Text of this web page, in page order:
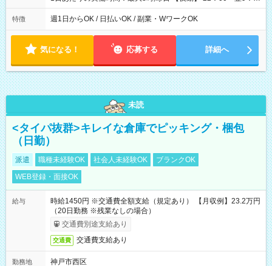
00 ※週1日～OK ／ 夜勤専従 ＊＊ 勤務時間例 ＊＊ ■22時か
ら翌7時 ■23時から翌8時 ■24時から翌9時 など ※上記の時間
ます。 ※曜日固定（毎週同じ曜日での勤務となります）
特徴 週1日からOK / 日払いOK / 副業・WワークOK
気になる！ 応募する 詳細へ
未読
<タイパ抜群>キレイな倉庫でピッキング・梱包
（日勤）
派遣 職種未経験OK 社会人未経験OK
ブランクOK
WEB登録・面接OK
給与
時給1450円 ※交通費全額支給（規定あり） 【月収例】23.2万円
（20日勤務 ※残業なしの場合）
交通費別途支給あり
交通費 交通費支給あり
勤務地
神戸市西区